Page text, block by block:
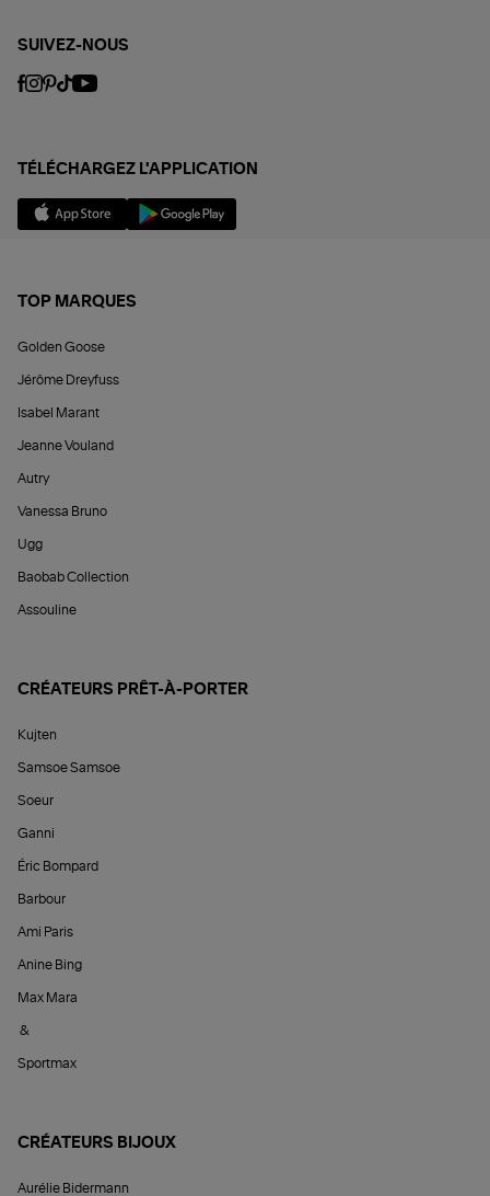
SUIVEZ-NOUS
TÉLÉCHARGEZ L'APPLICATION
TOP MARQUES
Golden Goose
Jérôme Dreyfuss
Isabel Marant
Jeanne Vouland
Autry
Vanessa Bruno
Ugg
Baobab Collection
Assouline
CRÉATEURS PRÊT-À-PORTER
Kujten
Samsoe Samsoe
Soeur
Ganni
Éric Bompard
Barbour
Ami Paris
Anine Bing
Max Mara
&
Sportmax
CRÉATEURS BIJOUX
Aurélie Bidermann